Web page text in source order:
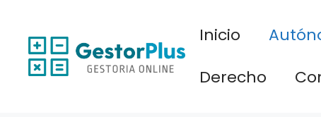
contenido
Inicio
Derecho